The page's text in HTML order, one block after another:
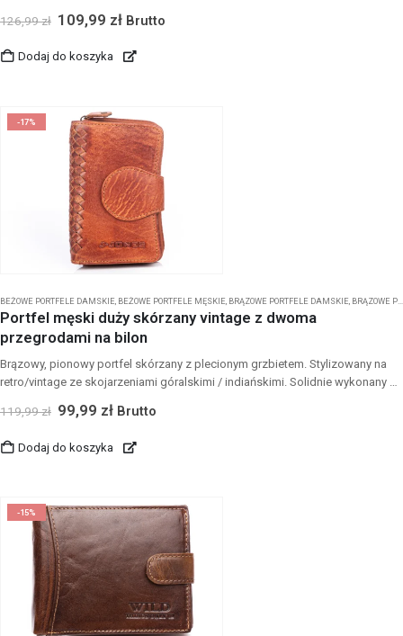
126,99zł 109,99 zł Brutto
Dodaj do koszyka
-17%
BEŻOWE PORTFELE DAMSKIE BEŻOWE PORTFELE MĘSKIE BRĄZOWE PORTFELE DAMSKIE BRĄZOWE PORTFELE MĘSKIE
Portfel męski duży skórzany vintage z dwoma
przegrodami na bilon
Brązowy, pionowy portfel skórzany z plecionym grzbietem. Stylizowany na
retro/vintage ze skojarzeniami góralskimi / indiańskimi. Solidnie wykonany z
dokumenty i banknoty. Wyposażony jest w przestronną kieszeń na monety
119,99zł 99,99 zł Brutto
Dodaj do koszyka
-15%